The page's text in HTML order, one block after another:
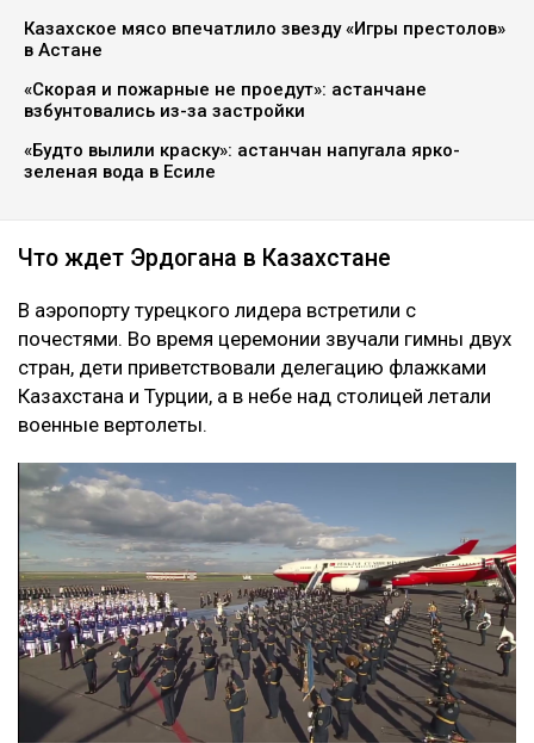
Казахское мясо впечатлило звезду «Игры престолов»
в Астане
«Скорая и пожарные не проедут»: астанчане
взбунтовались из-за застройки
«Будто вылили краску»: астанчан напугала ярко-
зеленая вода в Есиле
Что ждет Эрдогана в Казахстане
В аэропорту турецкого лидера встретили с
почестями. Во время церемонии звучали гимны двух
стран, дети приветствовали делегацию флажками
Казахстана и Турции, а в небе над столицей летали
военные вертолеты.